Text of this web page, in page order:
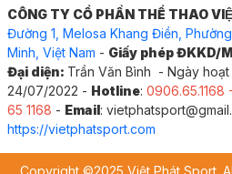
CÔNG TY CỔ PHẦN THỂ THAO
Đường 1, Melosa Khang Điền,
Minh, Việt Nam - Giấy phép ĐKKD/
Đại diện: Trần Văn Bình - Ngày hoạt
24/07/2022 - Hotline: 0906.65.1168
65 1168 - Email:
https://vietphatsport.com